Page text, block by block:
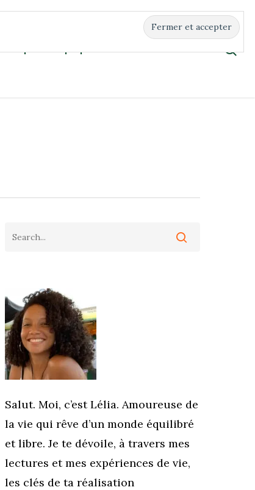
Salut. Moi, c’est Lélia. Amoureuse de
la vie qui rêve d’un monde équilibré
et libre. Je te dévoile, à travers mes
lectures et mes expériences de vie,
les clés de ta réalisation